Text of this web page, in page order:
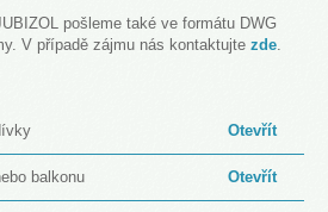
РУССКИЙ (RUSSIAN)
СРПСКИ (SERBIAN)
(SLOVENIAN)
pošleme také ve formátu DWG
V případě zájmu nás kontaktujte zde
Otevřít
balkonu Otevřít